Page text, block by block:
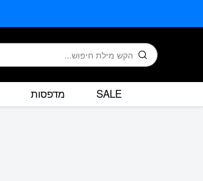
חיפוש
SALE מדפסות